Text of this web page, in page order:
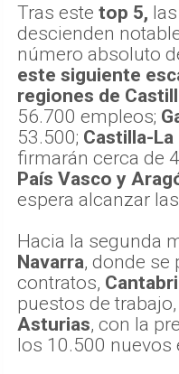
Tras este top 5,
descienden
número absoluto
este siguiente
regiones de
56.700 empleos;
53.500; Castilla-La
firmarán cerca de
País Vasco y
espera alcanzar
Hacia la segunda
Navarra, donde se
contratos,
puestos de trabajo,
Asturias, con la
los 10.500 nuevos